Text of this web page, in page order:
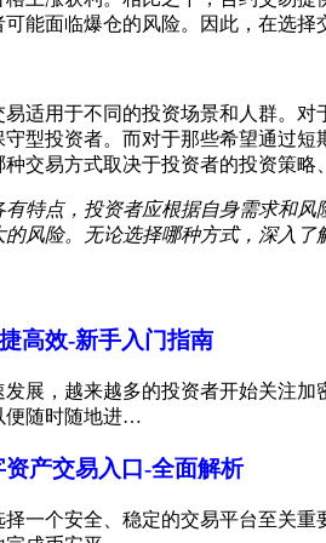
能面临爆仓的风险。因此，在选
易适用于不同的投资场景和人群。
型投资者。而对于那些希望通过
交易方式取决于投资者的投资策
特点，投资者应根据自身需求和
风险。无论选择哪种方式，深入
高效-新手入门指南
展，越来越多的投资者开始关注
便随时随地进…
产交易入口-全面解析
一个安全、稳定的交易平台至关